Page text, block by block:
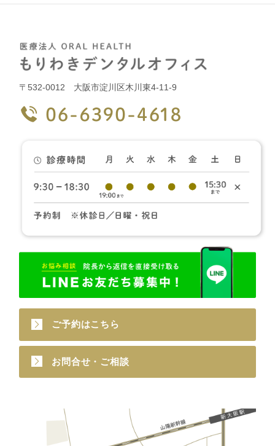
〒532-0012 大阪市淀川区木川東4-11-9
ご予約はこちら
お問合せ・ご相談